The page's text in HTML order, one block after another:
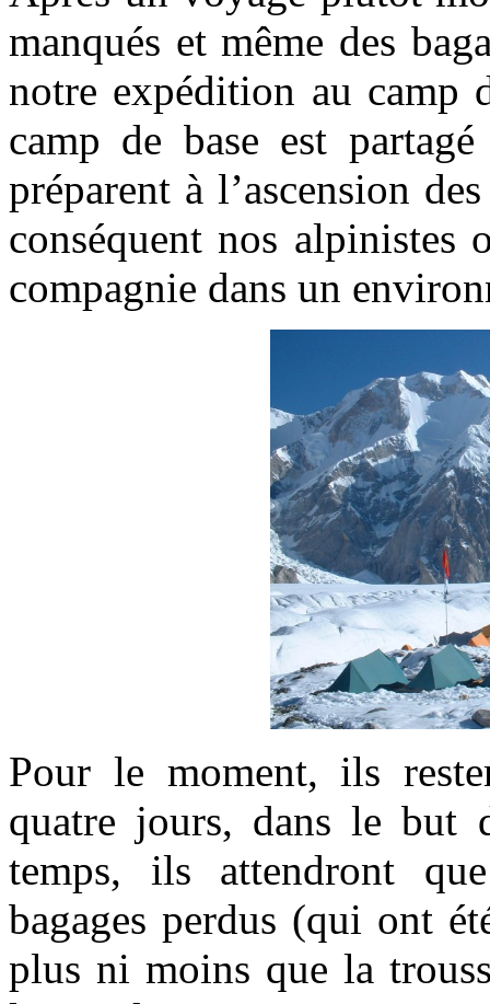
manqués et même des
notre expédition au camp
camp de base est
préparent à l’ascension
conséquent nos alpinistes
compagnie dans un
Pour le moment, ils
quatre jours, dans le but
temps, ils attendront
bagages perdus (qui ont
plus ni moins que la